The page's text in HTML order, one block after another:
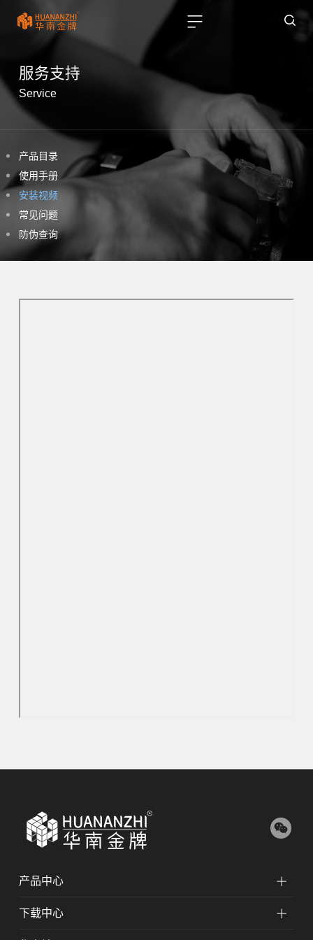
服务支持
Service
产品目录
使用手册
安装视频
常见问题
防伪查询
产品中心
下载中心